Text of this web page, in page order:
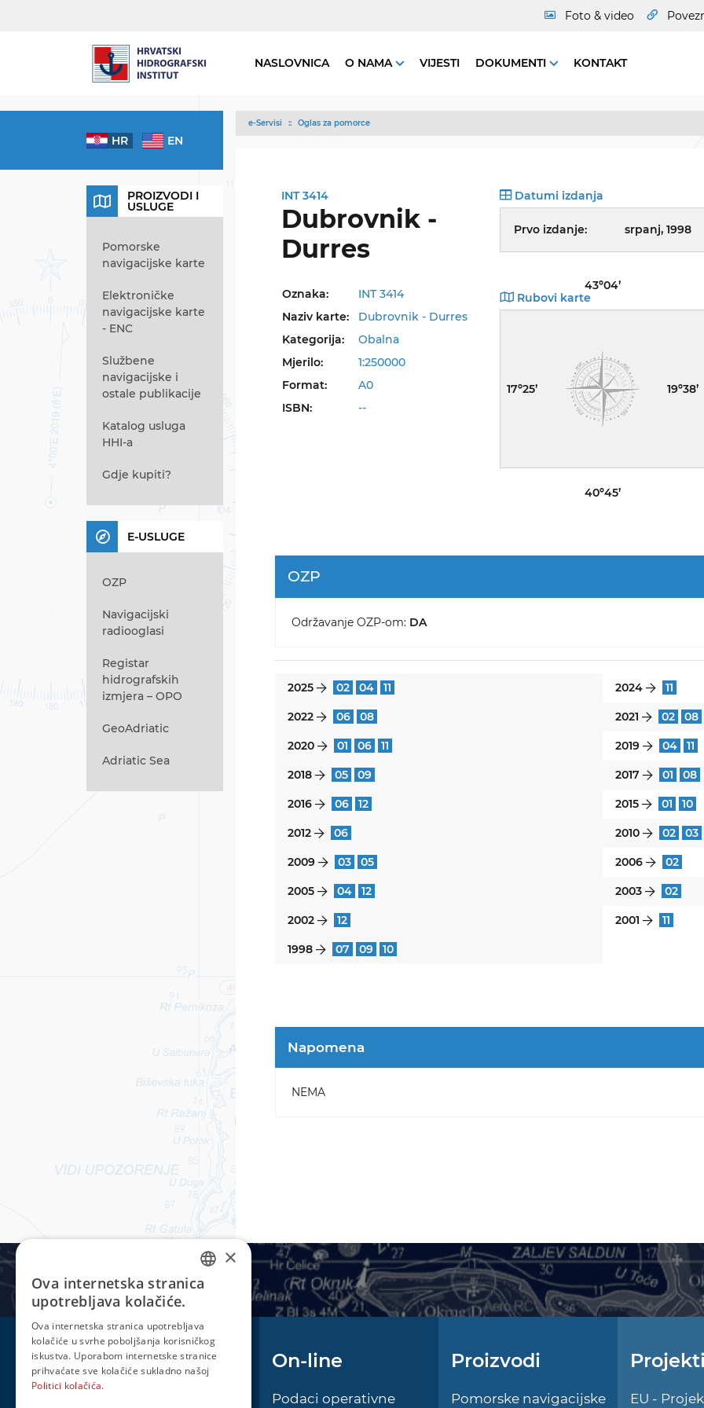
Foto & video
NASLOVNICA O NAMA VIJESTI DOKUMENTI KONTAKT
EN
HR
PROIZVODI I
USLUGE
Pomorske
navigacijske karte
Elektroničke
navigacijske karte
- ENC
Službene
navigacijske i
ostale publikacije
Katalog usluga
HHI-a
Gdje kupiti?
E-USLUGE
OZP
Navigacijski
radiooglasi
Registar
hidrografskih
izmjera – OPO
GeoAdriatic
Adriatic Sea
e-Servisi Oglas za pomorce
INT 3414
Dubrovnik -
Durres
Oznaka:
INT 3414
Naziv karte:
Dubrovnik - Durres
Kategorija:
Obalna
Mjerilo:
1:250000
Format:
A0
ISBN:
--
Datumi izdanja
Prvo izdanje: srpanj, 1998
Rubovi karte
43º04’
19º38’
40º45’
17º25’
OZP
Održavanje OZP-om: DA
2025 } 02 04 11 2024 } 11
2022 } 06 08 2021 } 02 08
2020 } 01 06 11 2019 } 04 11
2018 } 05 09 2017 } 01 08
2016 } 06 12 2015 } 01 10
2012 } 06 2010 } 02 03
2009 } 03 05 2006 } 02
2005 } 04 12 2003 } 02
2002 } 12 2001 } 11
1998 } 07 09 10
Napomena
NEMA
Plovidba On-line
Podaci operativne
Proizvodi
Pomorske navigacijske
EU -
CROATIAN
×
Ova internetska stranica
upotrebljava kolačiće.
Ova internetska stranica upotrebljava
kolačiće u svrhe poboljšanja korisničkog
iskustva. Uporabom internetske stranice
prihvaćate sve kolačiće sukladno našoj
Politici kolačića.